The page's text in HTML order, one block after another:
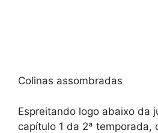
Colinas assombradas
Espreitando logo abaixo da
capítulo 1 da 2ª temporada,